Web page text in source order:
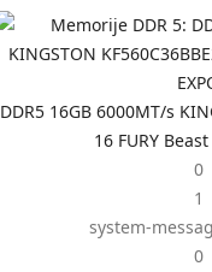
DDR5 16GB 6000MT/s
16 FURY
0
1
system-
0